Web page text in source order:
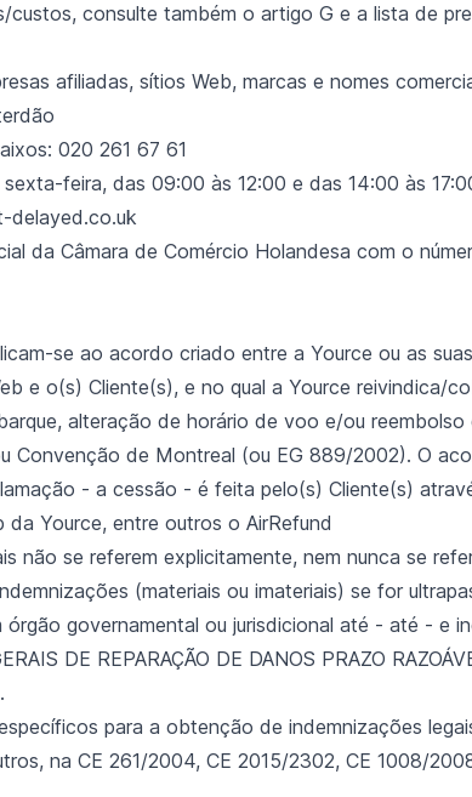
custos, consulte também o artigo G e a lista de
afiliadas, sítios Web, marcas e nomes
020 261 67 61
feira, das 09:00 às 12:00 e das 14:00 às
delayed.co.uk
da Câmara de Comércio Holandesa com o
se ao acordo criado entre a Yource ou as
e o(s) Cliente(s), e no qual a Yource reivindica/
alteração de horário de voo e/ou
Convenção de Montreal (ou EG 889/2002). O
- a cessão - é feita pelo(s) Cliente(s)
Yource, entre outros o AirRefund
não se referem explicitamente, nem nunca se
(materiais ou imateriais) se for
governamental ou jurisdicional até - até - e
DE REPARAÇÃO DE DANOS PRAZO
para a obtenção de indemnizações
na CE 261/2004, CE 2015/2302, CE 1008/